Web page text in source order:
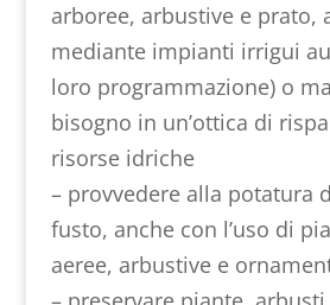
arboree, arbustive e prato,
mediante impianti irrigui
loro programmazione) o
bisogno in un’ottica di
risorse idriche
– provvedere alla potatura
fusto, anche con l’uso di
aeree, arbustive e